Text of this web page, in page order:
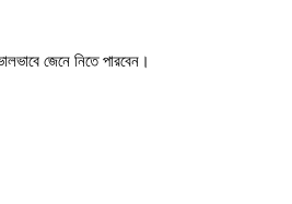
জেনে নিতে পারবেন।